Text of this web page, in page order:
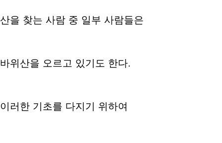
산을 찾는 사람 중 일부 사람들은
바위산을 오르고 있기도 한다.
이러한 기초를 다지기 위하여